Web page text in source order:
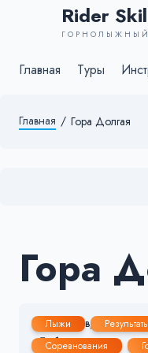
Rider
Главная Туры
Главная / Гора Долгая
Гора
Лыжи
Соревнования
24 Фев, 2024
1